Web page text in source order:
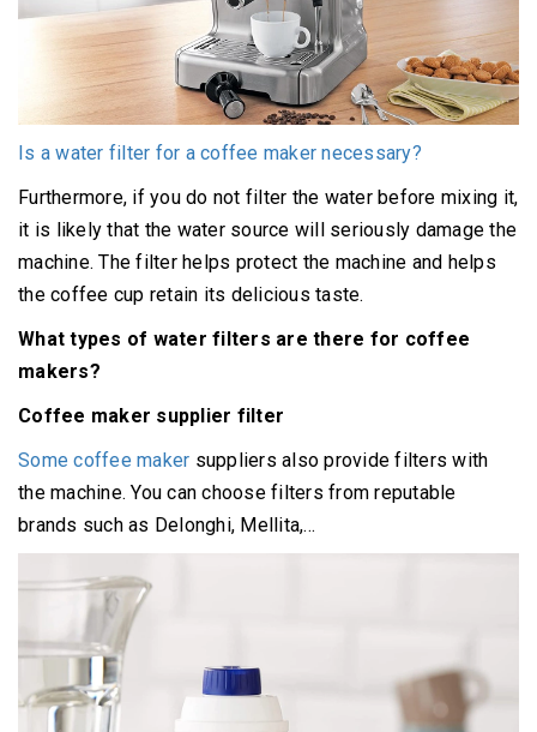
Is a water filter for a coffee maker necessary?
Furthermore, if you do not filter the water before mixing it,
it is likely that the water source will seriously damage the
machine.The filter helps protect the machine and helps
the coffee cup retain its delicious taste.
What types of water filters are there for coffee
makers?
Coffee maker supplier filter
Some coffee maker suppliers also provide filters with
the machine.You can choose filters from reputable
brands such as Delonghi, Mellita,...